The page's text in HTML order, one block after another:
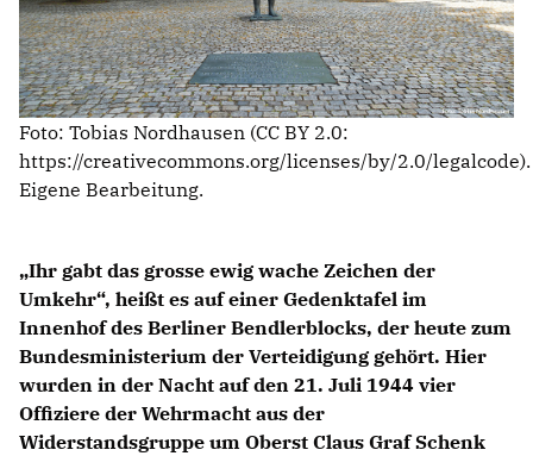
NEWSLETTER ABONNIEREN
BILDER
PROGRAMME
WICHTIGE BESCHLÜSSE DER CDU BRANDENBURG
75 JAHRE CDU BRANDENBURG
PRESSE
Mitglied werden
Ihr gabt das grosse ewig wache Zeichen der
Umkehr“, heißt es auf einer Gedenktafel im
Innenhof des Berliner Bendlerblocks, der heute zum
Bundesministerium der Verteidigung gehört. Hier
wurden in der Nacht auf den 21. Juli 1944 vier
Offiziere der Wehrmacht aus der
Widerstandsgruppe um Oberst Claus Graf Schenk
Foto: Tobias Nordhausen (CC BY 2.0:
https://creativecommons.org/licenses/by/2.0/legalcode).
Eigene Bearbeitung.